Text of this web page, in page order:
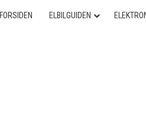
FORSIDEN ELBILGUIDEN